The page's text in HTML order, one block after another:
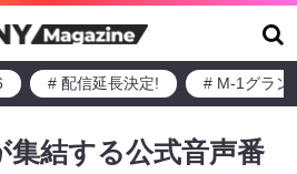
# 配信延長決定! # M-1グラン
集結する公式音声番